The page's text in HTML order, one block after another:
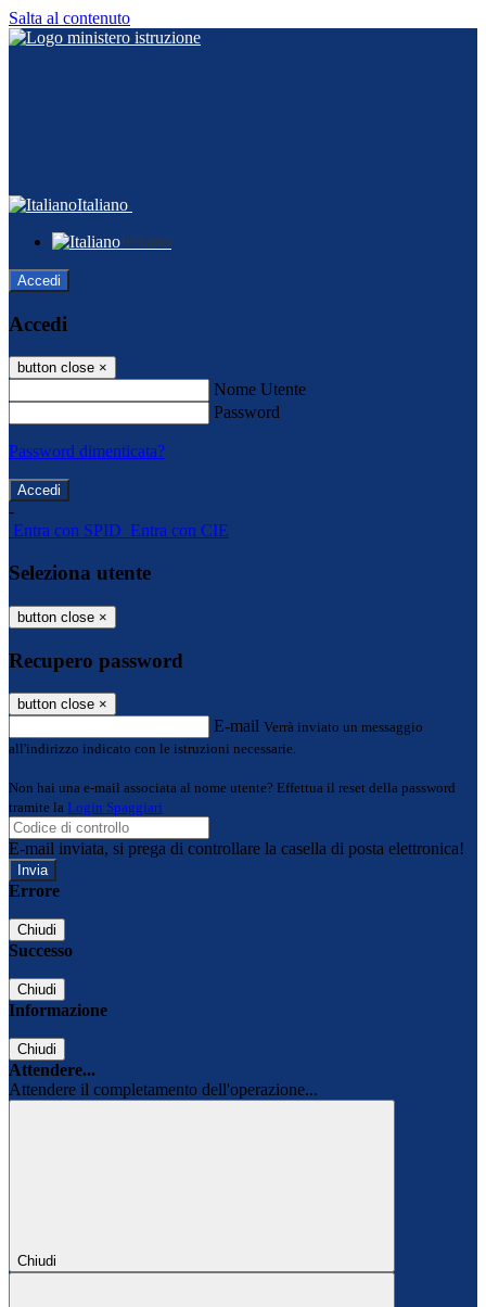
Salta al contenuto
Italiano
Italiano
Accedi
Accedi
button close ×
Nome Utente
Password
Password dimenticata?
-
Entra con SPID Entra con CIE
Seleziona utente
button close ×
Recupero password
button close ×
E-mail Verrà inviato un messaggio
all'indirizzo indicato con le istruzioni necessarie.
Non hai una e-mail associata al nome utente? Effettua il reset della password
tramite la Login Spaggiari
E-mail inviata, si prega di controllare la casella di posta elettronica!
Errore
Chiudi
Successo
Chiudi
Informazione
Chiudi
Attendere...
Attendere il completamento dell'operazione...
Chiudi